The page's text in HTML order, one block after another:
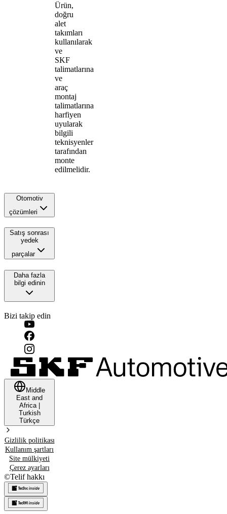
Ürün,
doğru
alet
takımları
kullanılarak
ve
SKF
talimatlarına
ve
araç
montaj
talimatlarına
harfiyen
uyularak
bilgili
teknisyenler
tarafından
monte
edilmelidir.
Otomotiv
çözümleri
Satış sonrası
yedek
parçalar
Daha fazla
bilgi edinin
Bizi takip edin
Middle
East and
Africa|
Turkish
Türkçe
Gizlilik politikası
Kullanım şartları
Site mülkiyeti
Çerez ayarları
©Telif hakkı